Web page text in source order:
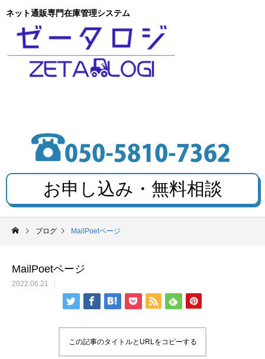
ネット通販専門在庫管理システム
お申し込み・無料相談
ブログ MailPoetページ
MailPoetページ
2022.06.21
この記事のタイトルとURLをコピーする